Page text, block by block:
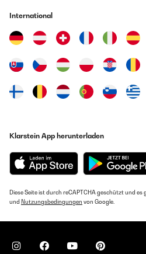
International
Klarstein App herunterladen
Diese Seite ist durch reCAPTCHA geschützt und es
und Nutzungsbedingungen von Google.